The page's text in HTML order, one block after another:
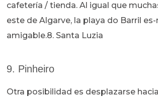
cafetería / tienda. Al igual que
este de Algarve, la playa do Barril
amigable.8. Santa Luzia
9. Pinheiro
Otra posibilidad es desplazarse